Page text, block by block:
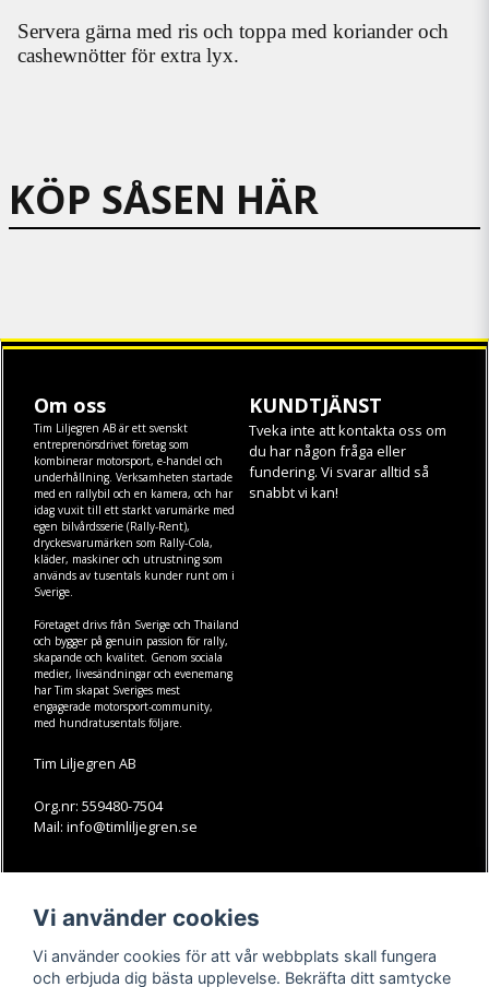
Servera gärna med ris och toppa med koriander och
cashewnötter för extra lyx.
KÖP SÅSEN HÄR
Om oss
Tim Liljegren AB är ett svenskt
entreprenörsdrivet företag som
kombinerar motorsport, e-handel och
underhållning. Verksamheten startade
med en rallybil och en kamera, och har
idag vuxit till ett starkt varumärke med
egen bilvårdsserie (Rally-Rent),
dryckesvarumärken som Rally-Cola,
kläder, maskineroch utrustning som
används av tusentals kunder runt om i
Sverige.
Företaget drivs från Sverige och Thailand
och bygger på genuin passion för rally,
skapande och kvalitet. Genom sociala
medier, livesändningar och evenemang
har Tim skapat Sveriges mest
engagerade motorsport-community,
med hundratusentals följare.
Tim Liljegren AB
Org.nr: 559480-7504
Mail: info@timliljegren.se
KUNDTJÄNST
Tveka inte att kontakta oss om
du har någon fråga eller
fundering. Vi svarar alltid så
snabbt vi kan!
Köpvillkor
Kontakt
Youtube-videos
Instagram
Youtube
Vi använder cookies
Vi använder cookies för att vår webbplats skall fungera
och erbjuda dig bästa upplevelse. Bekräfta ditt samtycke